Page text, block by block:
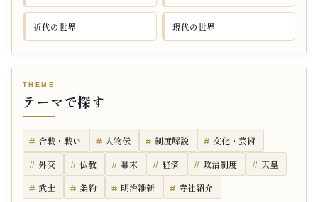
近代の世界 現代の世界
テーマで探す
合戦・戦い 人物伝 制度解説
文化・芸術
外交
仏教 幕末 経済 政治制度
天皇
武士
条約 明治維新 寺社紹介